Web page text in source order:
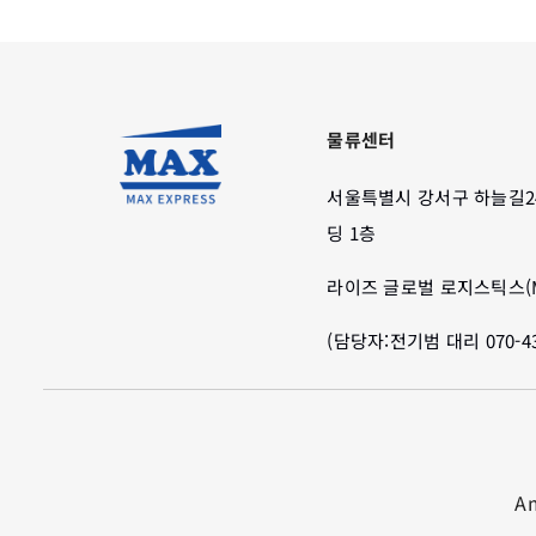
물류센터
서울특별시 강서구 하늘길
딩 1층
라이즈 글로벌 로지스틱스
(담당자:전기범 대리 070-